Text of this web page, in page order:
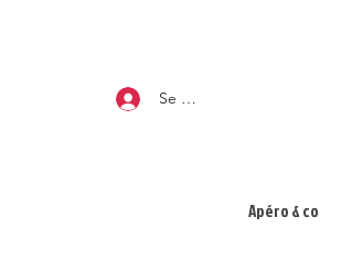
Se connecter
Apéro & co